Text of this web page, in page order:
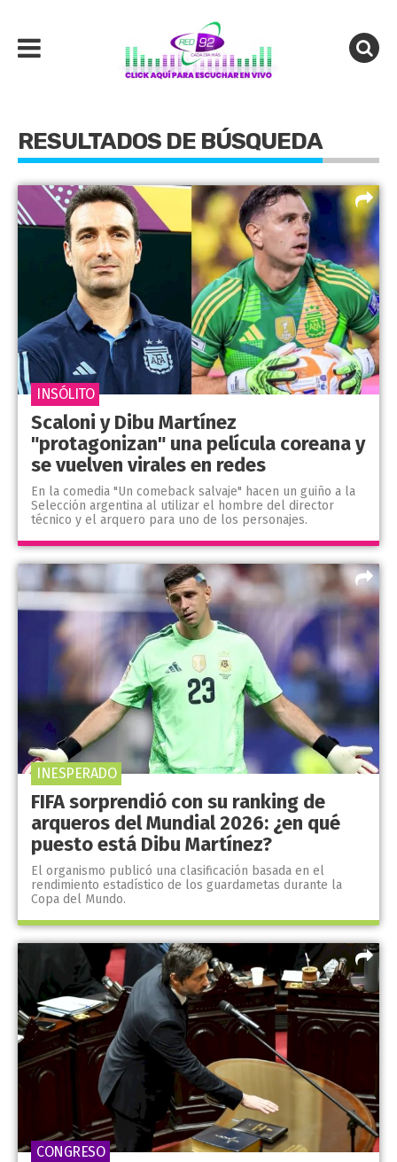
RESULTADOS DE BÚSQUEDA
Scaloni y Dibu Martínez
"protagonizan" una película coreana y
se vuelven virales en redes
En la comedia "Un comeback salvaje" hacen un guiño a la
Selección argentina al utilizar el hombre del director
técnico y el arquero para uno de los personajes.
INSÓLITO
FIFA sorprendió con su ranking de
arqueros del Mundial 2026: ¿en qué
puesto está Dibu Martínez?
El organismo publicó una clasificación basada en el
rendimiento estadístico de los guardametas durante la
Copa del Mundo.
INESPERADO
CONGRESO